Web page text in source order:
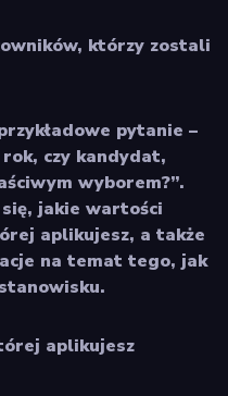
którzy zostali
pytanie –
rok, czy kandydat,
wyborem?”.
jakie wartości
aplikujesz, a także
na temat tego, jak
aplikujesz